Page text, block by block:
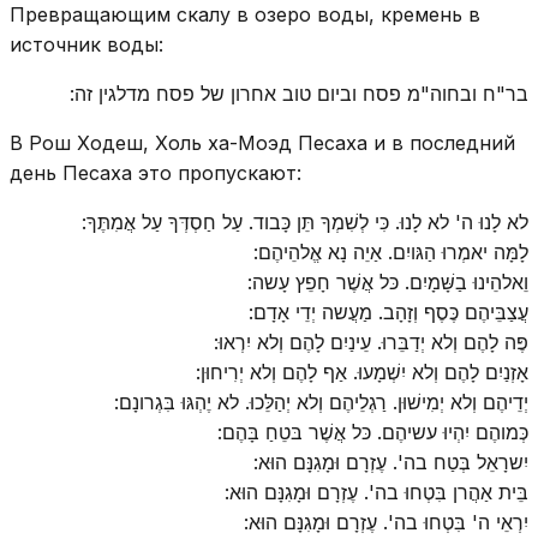
Превращающим скалу в озеро воды, кремень в
источник воды:
בר"ח ובחוה"מ פסח וביום טוב אחרון של פסח מדלגין זה:
В Рош Ходеш, Холь ха-Моэд Песаха и в последний
день Песаха это пропускают:
לא לָנוּ ה' לא לָנוּ. כִּי לְשִׁמְךָ תֵּן כָּבוד. עַל חַסְדְּךָ עַל אֲמִתֶּךָ:
לָמָּה יאמְרוּ הַגּויִם. אַיֵה נָא אֱלהֵיהֶם:
וֵאלהֵינוּ בַשָּׁמָיִם. כּל אֲשֶׁר חָפֵץ עָשה:
עֲצַבֵּיהֶם כֶּסֶף וְזָהָב. מַעֲשה יְדֵי אָדָם:
פֶּה לָהֶם וְלא יְדַבֵּרוּ. עֵינַיִם לָהֶם וְלא יִרְאוּ:
אָזְנַיִם לָהֶם וְלא יִשְׁמָעוּ. אַף לָהֶם וְלא יְרִיחוּן:
יְדֵיהֶם וְלא יְמִישׁוּן. רַגְלֵיהֶם וְלא יְהַלֵּכוּ. לא יֶהְגּוּ בִּגְרונָם:
כְּמוהֶם יִהְיוּ עשיהֶם. כּל אֲשֶׁר בּטֵחַ בָּהֶם:
יִשרָאֵל בְּטַח בה'. עֶזְרָם וּמָגִנָּם הוּא:
בֵּית אַהֲרן בִּטְחוּ בה'. עֶזְרָם וּמָגִנָּם הוּא:
יִרְאֵי ה' בִּטְחוּ בה'. עֶזְרָם וּמָגִנָּם הוּא: